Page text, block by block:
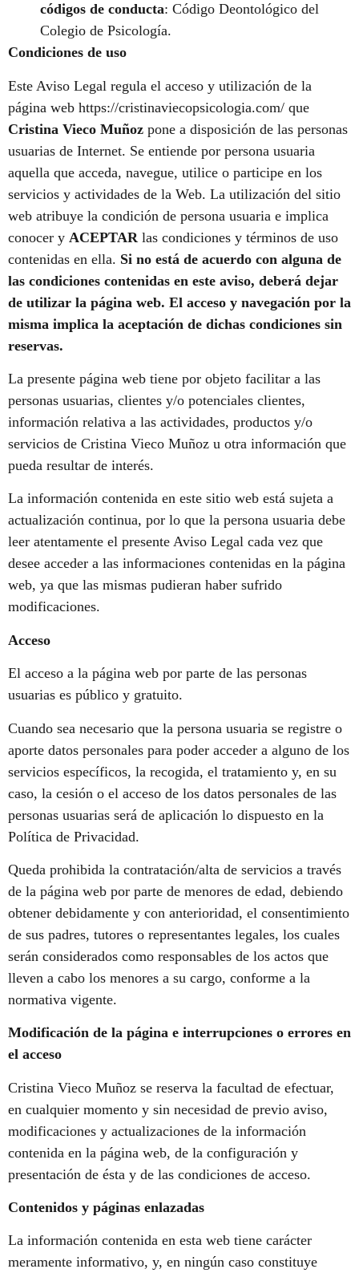
códigos de conducta: Código Deontológico del
Colegio de Psicología.
Condiciones de uso
Este Aviso Legal regula el acceso y utilización de la
página web https://cristinaviecopsicologia.com/ que
Cristina Vieco Muñoz pone a disposición de las personas
usuarias de Internet. Se entiende por persona usuaria
aquella que acceda, navegue, utilice o participe en los
servicios y actividades de la Web. La utilización del sitio
web atribuye la condición de persona usuaria e implica
conocer y ACEPTAR las condiciones y términos de uso
contenidas en ella. Si no está de acuerdo con alguna de
las condiciones contenidas en este aviso, deberá dejar
de utilizar la página web. El acceso y navegación por la
misma implica la aceptación de dichas condiciones sin
reservas.
La presente página web tiene por objeto facilitar a las
personas usuarias, clientes y/o potenciales clientes,
información relativa a las actividades, productos y/o
servicios de Cristina Vieco Muñoz u otra información que
pueda resultar de interés.
La información contenida en este sitio web está sujeta a
actualización continua, por lo que la persona usuaria debe
leer atentamente el presente Aviso Legal cada vez que
desee acceder a las informaciones contenidas en la página
web, ya que las mismas pudieran haber sufrido
modificaciones.
Acceso
El acceso a la página web por parte de las personas
usuarias es público y gratuito.
Cuando sea necesario que la persona usuaria se registre o
aporte datos personales para poder acceder a alguno de los
servicios específicos, la recogida, el tratamiento y, en su
caso, la cesión o el acceso de los datos personales de las
personas usuarias será de aplicación lo dispuesto en la
Política de Privacidad.
Queda prohibida la contratación/alta de servicios a través
de la página web por parte de menores de edad, debiendo
obtener debidamente y con anterioridad, el consentimiento
de sus padres, tutores o representantes legales, los cuales
serán considerados como responsables de los actos que
lleven a cabo los menores a su cargo, conforme a la
normativa vigente.
Modificación de la página e interrupciones o errores en
el acceso
Cristina Vieco Muñoz se reserva la facultad de efectuar,
en cualquier momento y sin necesidad de previo aviso,
modificaciones y actualizaciones de la información
contenida en la página web, de la configuración y
presentación de ésta y de las condiciones de acceso.
Contenidos y páginas enlazadas
La información contenida en esta web tiene carácter
meramente informativo, y, en ningún caso constituye